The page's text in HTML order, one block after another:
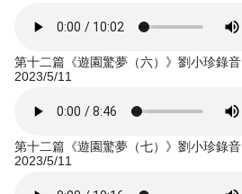
第十二篇《遊園驚夢（六）》劉小珍錄音
2023/5/11
第十二篇《遊園驚夢（七）》劉小珍錄音
2023/5/11